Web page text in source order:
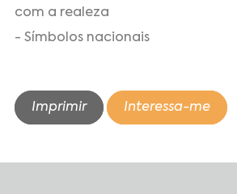
com a realeza
- Símbolos nacionais
Imprimir Interessa-me